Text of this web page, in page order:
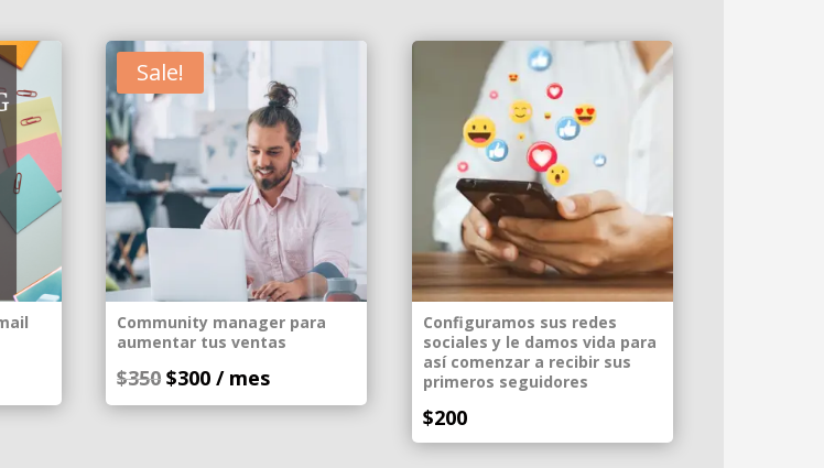
Sale!
Community manager para
aumentar tus ventas
$350Original
price
$300Current
price
/ mes
Configuramos sus redes
sociales y le damos vida para
así comenzar a recibir sus
primeros seguidores
$200